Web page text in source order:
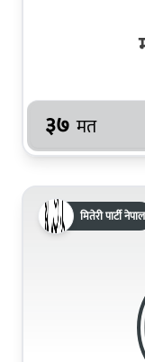
३७ मत
मितेरी पार्टी नेपाल